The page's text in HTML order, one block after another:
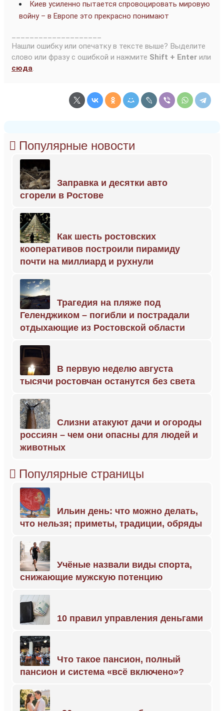
Киев усиленно пытается спровоцировать мировую
войну – в Европе это прекрасно понимают
Нашли ошибку или опечатку в тексте выше? Выделите
слово или фразу с ошибкой и нажмите Shift + Enter или
сюда.
Популярные новости
Заправка и десятки авто
сгорели в Ростове
Как шесть ростовских
кооперативов построили пирамиду
почти на миллиард и рухнули
Трагедия на пляже под
Геленджиком – погибли и пострадали
отдыхающие из Ростовской области
В первую неделю августа
тысячи ростовчан останутся без света
Слизни атакуют дачи и огороды
россиян – чем они опасны для людей и
животных
Популярные страницы
Ильин день: что можно делать,
что нельзя; приметы, традиции, обряды
Учёные назвали виды спорта,
снижающие мужскую потенцию
10 правил управления деньгами
Что такое пансион, полный
пансион и система «всё включено»?